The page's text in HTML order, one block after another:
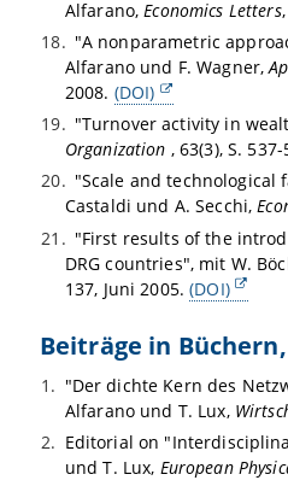
Alfarano,Economics Letters
"A nonparametric
Alfarano und F. Wagner,
2008. (DOI)
"Turnover activity in
Organization , 63(3), S.
"Scale and
Castaldi und A. Secchi,
"First results of the
DRG countries", mit W.
137, Juni 2005.(DOI)
Beiträge in
"Der dichte Kern des
Alfarano und T. Lux,
Editorial on
und T. Lux, European